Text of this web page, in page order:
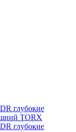
глубокие
TORX
глубокие